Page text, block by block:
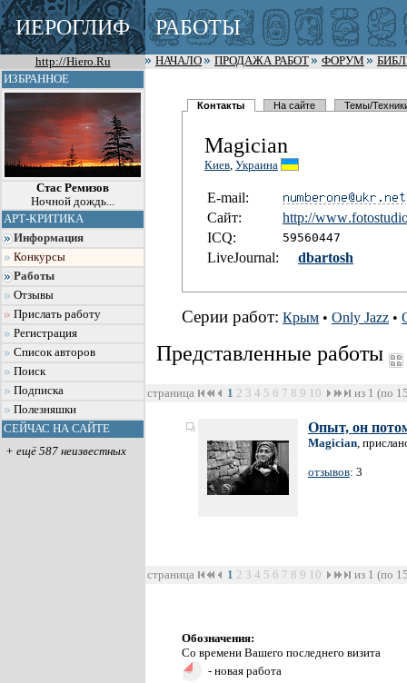
ИЕРОГЛИФ РАБОТЫ
http://Hiero.Ru НАЧАЛО ПРОДАЖА РАБОТ ФОРУМ
ИЗБРАННОЕ
Стас Ремизов
Ночной дождь...
АРТ-КРИТИКА
Информация
Конкурсы
Работы
Отзывы
Прислать работу
Регистрация
Список авторов
Поиск
Подписка
Полезняшки
СЕЙЧАС НА САЙТЕ
+ ещё 587 неизвестных
Контакты На сайте Темы/
Magician
Киев, Украина
E-mail:
Сайт:
http://www.fotostudi
ICQ: 59560447
LiveJournal: dbartosh
Серии работ: Крым • Only Jazz •
Представленные работы
страница 1 2 3 4 5 6 7 8 9 10 из 1 (по
Опыт, он
Magician,
отзывов: 3
страница 1 2 3 4 5 6 7 8 9 10 из 1 (по
Обозначения:
Со времени Вашего последнего визита
- новая работа